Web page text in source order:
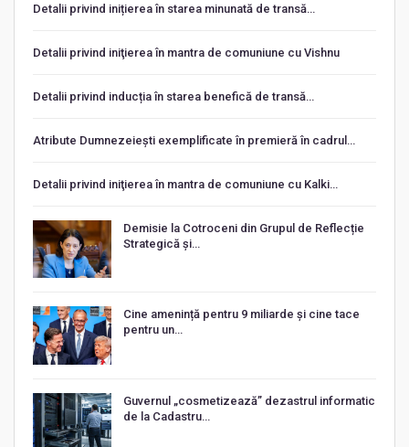
Detalii privind inițierea în starea minunată de transă…
Detalii privind iniţierea în mantra de comuniune cu Vishnu
Detalii privind inducția în starea benefică de transă…
Atribute Dumnezeiești exemplificate în premieră în cadrul…
Detalii privind iniţierea în mantra de comuniune cu Kalki…
Demisie la Cotroceni din Grupul de Reflecție
Strategică și…
Cine amenință pentru 9 miliarde și cine tace
pentru un…
Guvernul „cosmetizează” dezastrul informatic
de la Cadastru…